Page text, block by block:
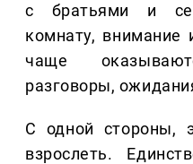
с братьями и
комнату, внимание
чаще
разговоры,
С одной стороны,
взрослеть.